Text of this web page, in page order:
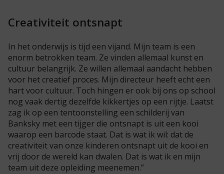
Creativiteit ontsnapt
In het onderwijs is tijd een vijand. Mijn team is een
enorm betrokken team. Ze vinden allemaal kunst en
cultuur belangrijk. Ze willen allemaal aandacht hebben
voor het creatief proces. Mijn directeur heeft echt een
hart voor cultuur. Toch hingen er ook bij ons op school
nog vaak dertig dezelfde kikkertjes op een rijtje. Laatst
zag ik op een tentoonstelling een schilderij van
Banksky met een tijger die ontsnapt is uit een kooi
waarop een barcode staat. Dat is wat ik wil: dat de
creativiteit van onze kinderen ontsnapt uit de kooi en
vrij door de wereld kan dwalen. Dat is wat ik en mijn
team uit deze opleiding meenemen.”